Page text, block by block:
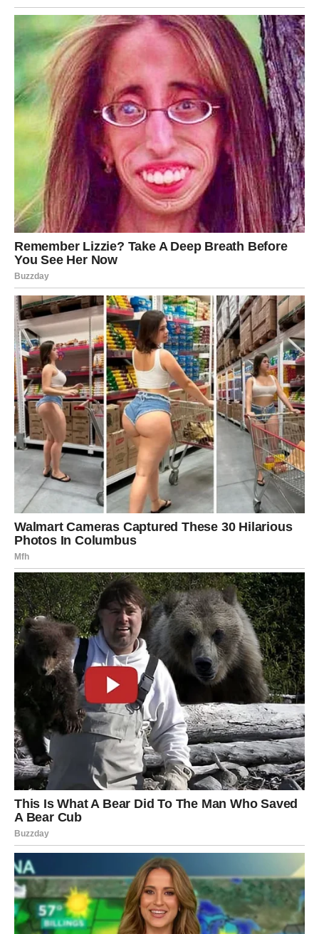
Ako vidite šansu za napredak, nemojte čekati da neko
drugi napravi prvi korak.
SEDMICA KOJA DONOSI
NAGRADU
Ovnovi, pred vama su dani tokom kojih biste mogli osjetiti
da se život konačno kreće u pravom smjeru.
Novac, lijepe vijesti i osjećaj zadovoljstva dolaze kao
rezultat svega što ste prošli u prethodnom periodu.
Možda još ne vidite cijelu sliku.
Ali vrlo brzo shvatićete da su promjene koje dolaze
upravo ono što vam je bilo potrebno.
A ova sedmica mogla bi biti samo početak mnogo
sretnijeg i uspješnijeg razdoblja koje je pred vama.